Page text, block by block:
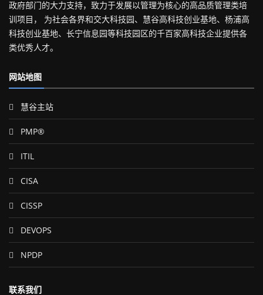
政府部门的大力支持，致力于发展以管理为核心的高品质管理类培
训项目， 为社会各界和交大科技园、慧谷高科技创业基地、杨浦高
科技创业基地、长宁信息园等科技园区的千百家高科技企业提供各
类优秀人才。
网站地图
慧谷主站
PMP®
ITIL
CISA
CISSP
DEVOPS
NPDP
联系我们